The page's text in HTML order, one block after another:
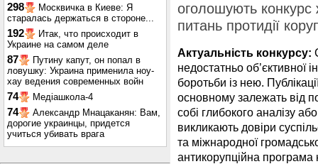
298
Москвичка в Киеве: Я
старалась держаться в стороне...
192
Итак, что происходит в
Украине на самом деле
87
Путину капут, он попал в
ловушку: Украина применила ноу-
хау ведения современных войн
74 Медіашкола-4
74
Александр Мнацаканян: Вам,
дорогие украинцы, придется
учиться убивать врага
оголошують конкурс
питань протидії
Актуальність конкурсу:
недостатньо об’єктивної
боротьби із нею.
основному залежать від
собі глибокого аналізу
викликають довіри
та міжнародної
антикорупційна